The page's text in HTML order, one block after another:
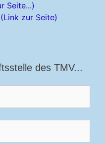
Seite...)
zur Seite)
des TMV...